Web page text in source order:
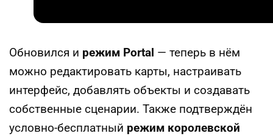
Обновился и режим Portal — теперь в нём
можно редактировать карты, настраивать
интерфейс, добавлять объекты и создавать
собственные сценарии. Также подтверждён
условно-бесплатный режим королевской